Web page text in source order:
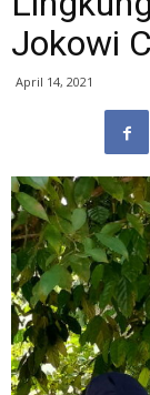
Jokowi
April 14, 2021